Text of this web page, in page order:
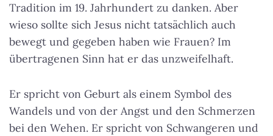
Tradition im 19. Jahrhundert zu danken. Aber
wieso sollte sich Jesus nicht tatsächlich auch
bewegt und gegeben haben wie Frauen? Im
übertragenen Sinn hat er das unzweifelhaft.
Er spricht von Geburt als einem Symbol des
Wandels und von der Angst und den Schmerzen
bei den Wehen. Er spricht von Schwangeren und